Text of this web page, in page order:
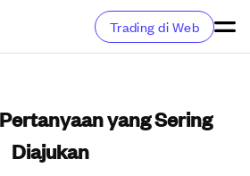
Trading di Web
yang Sering
Diajukan